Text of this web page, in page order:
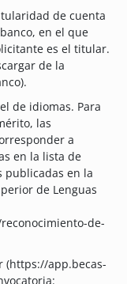
de cuenta
en el que
es el titular.
de la
de idiomas. Para
las
a
en la lista de
publicadas en la
de Lenguas
de-
(https://app.becas-